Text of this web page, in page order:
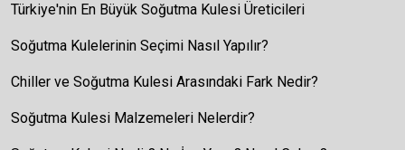
Türkiye'nin En Büyük Soğutma Kulesi Üreticileri
Soğutma Kulelerinin Seçimi Nasıl Yapılır?
Chiller ve Soğutma Kulesi Arasındaki Fark Nedir?
Soğutma Kulesi Malzemeleri Nelerdir?